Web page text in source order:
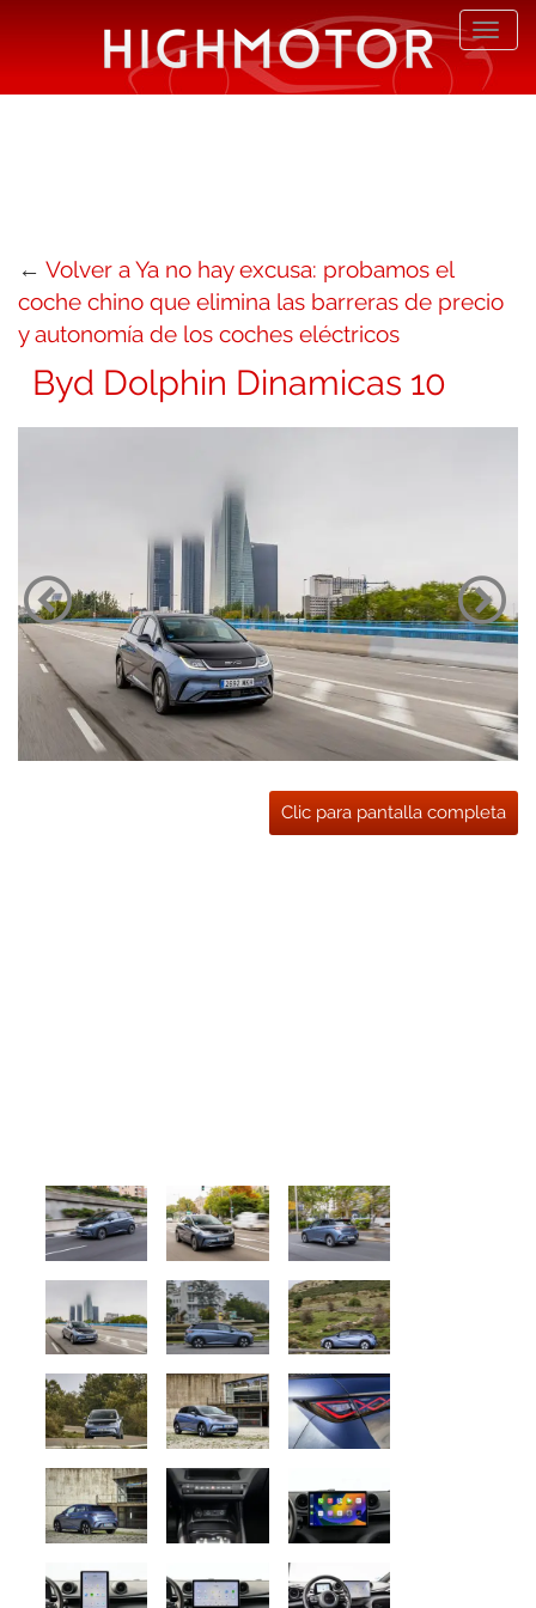
← Volver a Ya no hay excusa: probamos el
coche chino que elimina las barreras de precio
y autonomía de los coches eléctricos
Byd Dolphin Dinamicas 10
Clic para pantalla completa